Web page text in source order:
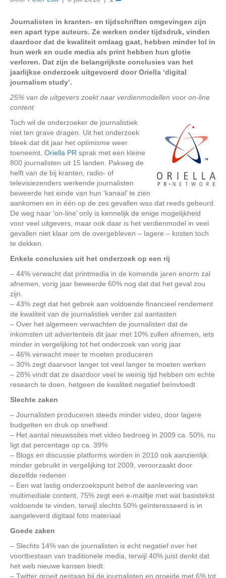
Journalisten in kranten- en tijdschriften omgevingen zijn
een apart type auteurs. Ze werken onder tijdsdruk, vinden
daardoor dat de kwaliteit omlaag gaat, hebben minder lol in
hun werk en oude media als print hebben hun glotie
verloren. Dat zijn de belangrijkste conclusies van het
jaarlijkse onderzoek uitgevoerd door Oriella ‘digital
journalism study’.
25% van de uitgevers zoekt naar verdienmodellen voor on-line
content
Toch wil de onderzoeker de journalistiek
niet ten grave dragen. Uit het onderzoek
bleek dat dit jaar het optimisme weer
toeneemt. Oriella PR sprak met een kleine
800 journalisten uit 15 landen. Pakweg de
helft van de bij kranten, radio- of
televisiezenders werkende journalisten
beweerde het einde van hun ‘kanaal’ te zien
aankomen en in één op de zes gevallen was dat reeds gebeurd.
De weg naar ‘on-line’ only is kennelijk de enige mogelijkheid
voor veel uitgevers, maar ook daar is het verdienmodel in veel
gevallen niet klaar om de overgebleven – lagere – kosten toch
te dekken.
Enkele conclusies uit het onderzoek op een rij
– 44% verwacht dat printmedia in de komende jaren enorm zal
afnemen, vorig jaar beweerde 60% nog dat dat het geval zou
zijn.
– 43% zegt dat het gebrek aan voldoende financieel rendement
de kwaliteit van de journalistiek verder zal aantasten
– Over het algemeen verwachten de journalisten dat de
inkomsten uit advertenteis dit jaar met 10% zullen afnemen, iets
minder in vergelijking tot het onderzoek van vorig jaar
– 46% verwacht meer te moeten produceren
– 30% zegt daarvoor langer tot veel langer te moeten werken
– 28% vindt dat ze daardoor veel te weinig tijd hebben om echte
research te doen, hetgeen de kwaliteit negatief beïnvloedt
Slechte zaken
– Journalisten produceren steeds minder video, door lagere
budgetten en druk op snelheid.
– Het aantal nieuwssites met video bedroeg in 2009 ca. 50%, nu
ligt dat percentage op ca. 39%
– Blogs en discussie platforms worden in 2010 ook aanzienlijk
minder gebruikt in vergelijking tot 2009, veroorzaakt door
dezelfde redenen
– Een wat lastig onderzoekspunt betrof de aanlevering van
multimediale content, 75% zegt een e-mailtje met wat basistekst
voldoende te vinden, terwijl slechts 50% geïnteresseerd is in
aangeleverd digitaal foto materiaal
Goede zaken
– Slechts 14% van de journalisten is echt negatief over het
voortbestaan van traditionele media, terwijl 40% juist denkt dat
het web nieuwe kansen biedt.
– Twitter groeit gestaag bij de journalisten en groeide met 6% tot